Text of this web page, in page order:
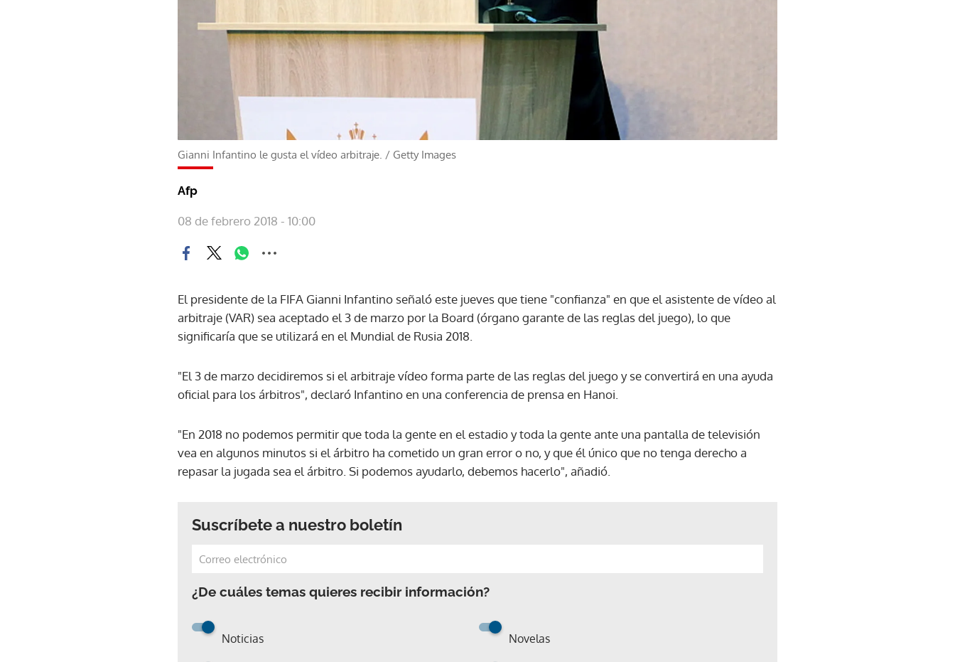
Gianni Infantino le gusta el vídeo arbitraje. / Getty Images
Afp
08 de febrero 2018 - 10:00
El presidente de la FIFA Gianni Infantino señaló este jueves que tiene "confianza" en que el asistente de vídeo al
arbitraje (VAR) sea aceptado el 3 de marzo por la Board (órgano garante de las reglas del juego), lo que
significaría que se utilizará en el Mundial de Rusia 2018.
"El 3 de marzo decidiremos si el arbitraje vídeo forma parte de las reglas del juego y se convertirá en una ayuda
oficial para los árbitros", declaró Infantino en una conferencia de prensa en Hanoi.
"En 2018 no podemos permitir que toda la gente en el estadio y toda la gente ante una pantalla de televisión
vea en algunos minutos si el árbitro ha cometido un gran error o no, y que él único que no tenga derecho a
repasar la jugada sea el árbitro. Si podemos ayudarlo, debemos hacerlo", añadió.
Suscríbete a nuestro boletín
¿De cuáles temas quieres recibir información?
Noticias Novelas